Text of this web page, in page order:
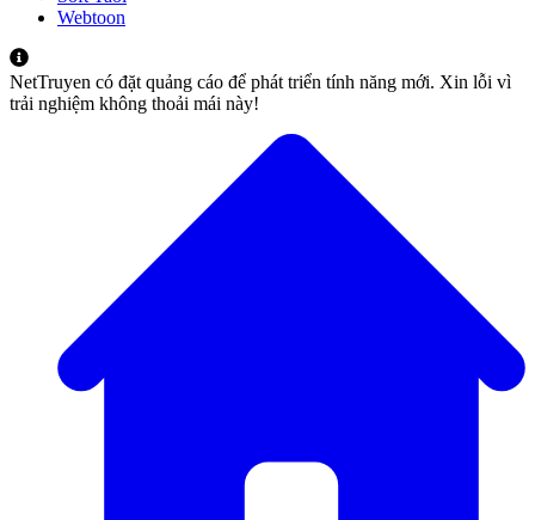
Webtoon
NetTruyen có đặt quảng cáo để phát triển tính năng mới. Xin lỗi vì
trải nghiệm không thoải mái này!